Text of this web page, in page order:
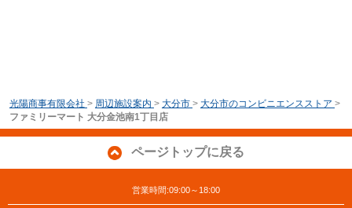
光陽商事有限会社 > 周辺施設案内 > 大分市 > 大分市のコンビニエンスストア >
ファミリーマート 大分金池南1丁目店
ページトップに戻る
営業時間:09:00～18:00